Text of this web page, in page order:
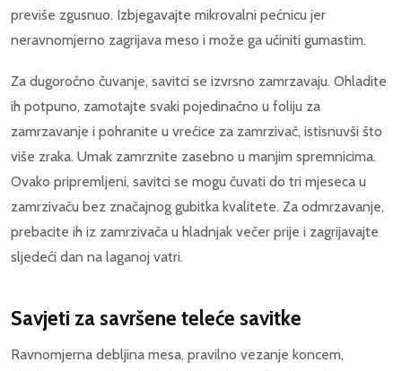
previše zgusnuo. Izbjegavajte mikrovalni pećnicu jer
neravnomjerno zagrijava meso i može ga učiniti gumastim.
Za dugoročno čuvanje, savitci se izvrsno zamrzavaju. Ohladite
ih potpuno, zamotajte svaki pojedinačno u foliju za
zamrzavanje i pohranite u vrećice za zamrzivač, istisnuvši što
više zraka. Umak zamrznite zasebno u manjim spremnicima.
Ovako pripremljeni, savitci se mogu čuvati do tri mjeseca u
zamrzivaču bez značajnog gubitka kvalitete. Za odmrzavanje,
prebacite ih iz zamrzivača u hladnjak večer prije i zagrijavajte
sljedeći dan na laganoj vatri.
Savjeti za savršene teleće savitke
Ravnomjerna debljina mesa, pravilno vezanje koncem,